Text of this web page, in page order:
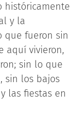
históricamente
y la
que fueron sin
aquí vivieron,
sin lo que
sin los bajos
las fiestas en